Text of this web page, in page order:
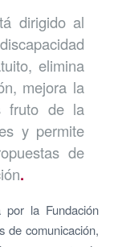
dirigido al
elimina
mejora la
fruto de la
y permite
de
.
por la Fundación
de comunicación,